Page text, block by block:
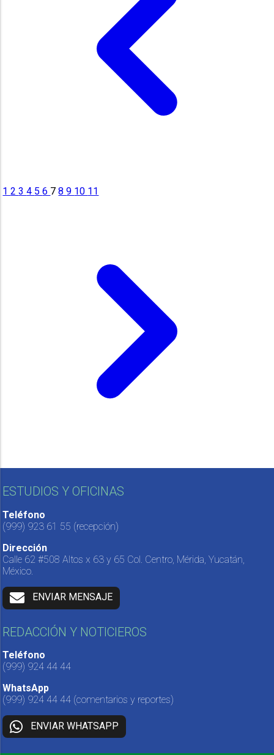
1234 56 7 89 10 11
ESTUDIOS Y OFICINAS
Teléfono
(999) 923 61 55 (recepción)
Dirección
Calle 62 #508 Altos x 63 y 65 Col. Centro, Mérida, Yucatán,
México.
ENVIAR MENSAJE
REDACCIÓN Y NOTICIEROS
Teléfono
(999) 924 44 44
WhatsApp
(999) 924 44 44 (comentarios y reportes)
ENVIAR WHATSAPP